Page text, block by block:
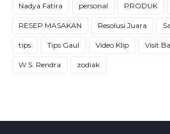
Nadya Fatira personal PRODUK
RESEP MASAKAN Resolusi Juara
tips Tips Gaul Video Klip Visit
W.S. Rendra zodiak